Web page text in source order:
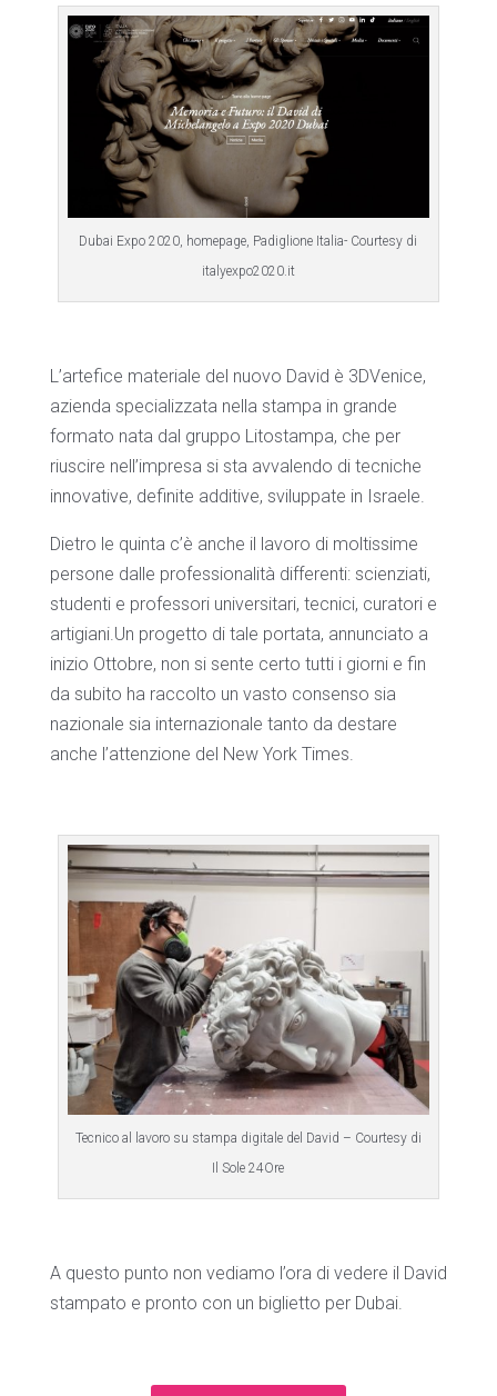
Dubai Expo 2020, homepage, Padiglione Italia- Courtesy di
italyexpo2020.it
L’artefice materiale del nuovo David è 3DVenice,
azienda specializzata nella stampa in grande
formato nata dal gruppo Litostampa, che per
riuscire nell’impresa si sta avvalendo di tecniche
innovative, definite additive, sviluppate in Israele.
Dietro le quinta c’è anche il lavoro di moltissime
persone dalle professionalità differenti: scienziati,
studenti e professori universitari, tecnici, curatori e
artigiani.Un progetto di tale portata, annunciato a
inizio Ottobre, non si sente certo tutti i giorni e fin
da subito ha raccolto un vasto consenso sia
nazionale sia internazionale tanto da destare
anche l’attenzione del New York Times.
Tecnico al lavoro su stampa digitale del David – Courtesy di
Il Sole 24Ore
A questo punto non vediamo l’ora di vedere il David
stampato e pronto con un biglietto per Dubai.